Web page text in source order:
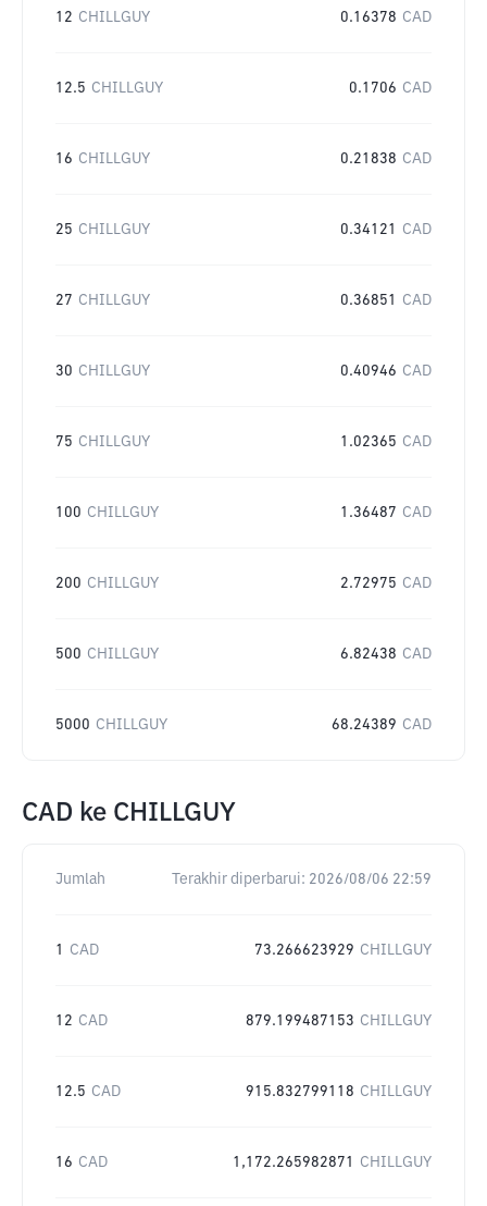
12 CHILLGUY 0.16378 CAD
12.5 CHILLGUY 0.1706 CAD
16 CHILLGUY 0.21838 CAD
25 CHILLGUY 0.34121 CAD
27 CHILLGUY 0.36851 CAD
30 CHILLGUY 0.40946 CAD
75 CHILLGUY 1.02365 CAD
100 CHILLGUY 1.36487 CAD
200 CHILLGUY 2.72975 CAD
500 CHILLGUY 6.82438 CAD
5000 CHILLGUY 68.24389 CAD
CAD ke CHILLGUY
Jumlah Terakhir diperbarui: 2026/08/06 22:59
1 CAD 73.266623929 CHILLGUY
12 CAD 879.199487153 CHILLGUY
12.5 CAD 915.832799118 CHILLGUY
16 CAD 1,172.265982871 CHILLGUY